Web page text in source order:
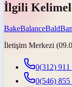
İlgili
BakeBalanceBald
İletişim Merkezi
0(312) 911
0(546) 855